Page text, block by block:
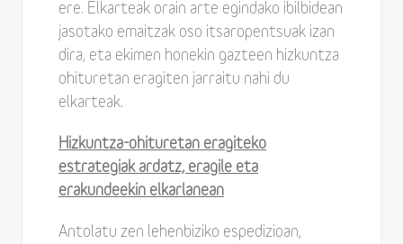
ere. Elkarteak orain arte egindako ibilbidean
jasotako emaitzak oso itsaropentsuak izan
dira, eta ekimen honekin gazteen hizkuntza
ohituretan eragiten jarraitu nahi du
elkarteak.
Hizkuntza-ohituretan eragiteko
estrategiak ardatz, eragile eta
erakundeekin elkarlanean
Antolatu zen lehenbiziko espedizioan,